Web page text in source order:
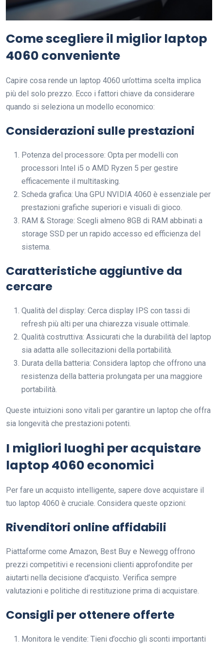
Come scegliere il miglior laptop
4060 conveniente
Capire cosa rende un laptop 4060 un’ottima scelta implica
più del solo prezzo. Ecco i fattori chiave da considerare
quando si seleziona un modello economico:
Considerazioni sulle prestazioni
Potenza del processore: Opta per modelli con
processori Intel i5 o AMD Ryzen 5 per gestire
efficacemente il multitasking.
Scheda grafica: Una GPU NVIDIA 4060 è essenziale per
prestazioni grafiche superiori e visuali di gioco.
RAM & Storage: Scegli almeno 8GB di RAM abbinati a
storage SSD per un rapido accesso ed efficienza del
sistema.
Caratteristiche aggiuntive da
cercare
Qualità del display: Cerca display IPS con tassi di
refresh più alti per una chiarezza visuale ottimale.
Qualità costruttiva: Assicurati che la durabilità del laptop
sia adatta alle sollecitazioni della portabilità.
Durata della batteria: Considera laptop che offrono una
resistenza della batteria prolungata per una maggiore
portabilità.
Queste intuizioni sono vitali per garantire un laptop che offra
sia longevità che prestazioni potenti.
I migliori luoghi per acquistare
laptop 4060 economici
Per fare un acquisto intelligente, sapere dove acquistare il
tuo laptop 4060 è cruciale. Considera queste opzioni:
Rivenditori online affidabili
Piattaforme come Amazon, Best Buy e Newegg offrono
prezzi competitivi e recensioni clienti approfondite per
aiutarti nella decisione d’acquisto. Verifica sempre
valutazioni e politiche di restituzione prima di acquistare.
Consigli per ottenere offerte
Monitora le vendite: Tieni d’occhio gli sconti importanti